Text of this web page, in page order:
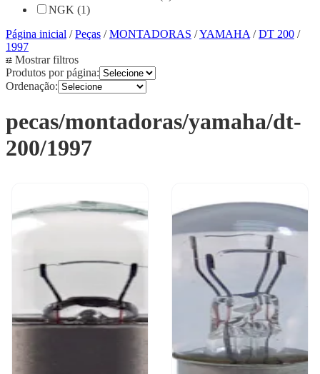
NGK (1)
Página inicial /Peças /MONTADORAS /YAMAHA /DT 200 /
1997
Mostrar filtros
Produtos por página:
Ordenação:
pecas/montadoras/yamaha/dt-
200/1997